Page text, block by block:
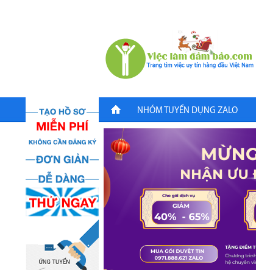
NHÓM TUYỂN DỤNG ZALO